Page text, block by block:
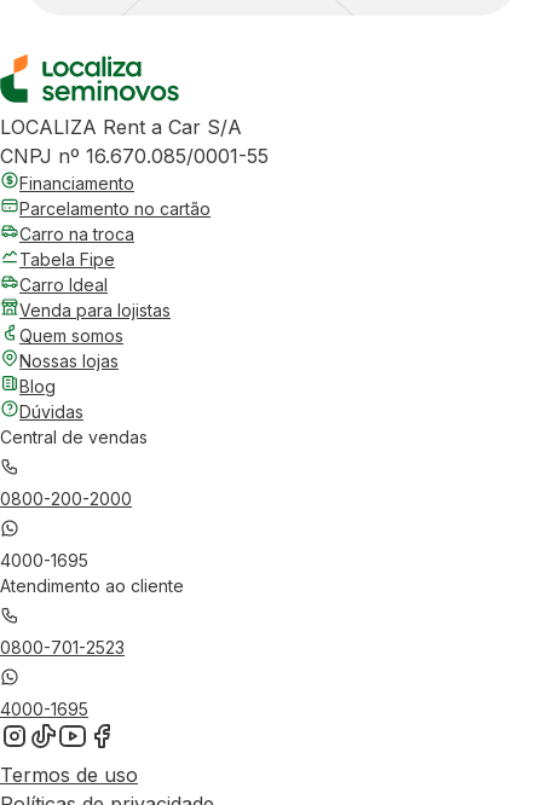
LOCALIZA Rent a Car S/A
CNPJ nº 16.670.085/0001-55
Financiamento
Parcelamento no cartão
Carro na troca
Tabela Fipe
Carro Ideal
Venda para lojistas
Quem somos
Nossas lojas
Blog
Dúvidas
Central de vendas
0800-200-2000
4000-1695
Atendimento ao cliente
0800-701-2523
4000-1695
Termos de uso